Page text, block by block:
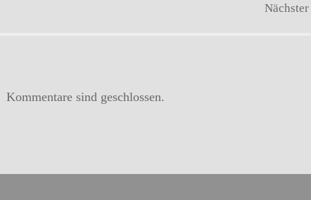
Nächster
Kommentare sind geschlossen.